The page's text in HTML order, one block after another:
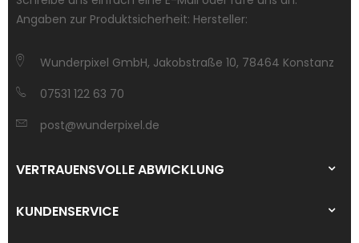
Angaben zur Produktsicherheit: Hersteller:
Wunderpixel GmbH, Jakobstraße 10, 78464 Konstanz
07531 122 63 70
post@wunderpixel.de
VERTRAUENSVOLLE ABWICKLUNG
KUNDENSERVICE